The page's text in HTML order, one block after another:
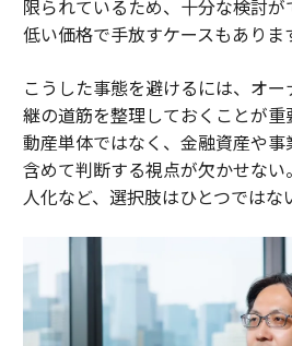
限られているため、十分な検討
低い価格で手放すケースもありま
こうした事態を避けるには、オ
継の道筋を整理しておくことが
動産単体ではなく、金融資産や
含めて判断する視点が欠かせな
人化など、選択肢はひとつではな